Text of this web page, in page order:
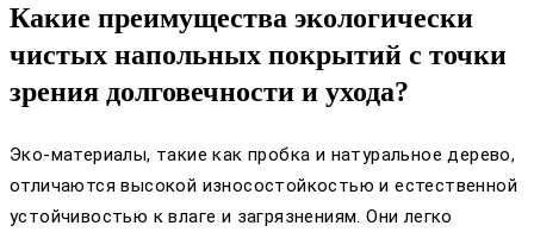
Какие преимущества экологически
чистых напольных покрытий с точки
зрения долговечности и ухода?
Эко-материалы, такие как пробка и натуральное дерево,
отличаются высокой износостойкостью и естественной
устойчивостью к влаге и загрязнениям. Они легко